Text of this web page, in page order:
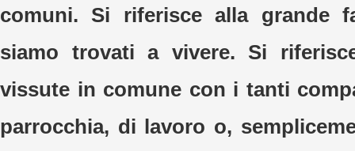
comuni. Si riferisce alla grande
siamo trovati a vivere. Si
vissute in comune con i tanti
parrocchia, di lavoro o,